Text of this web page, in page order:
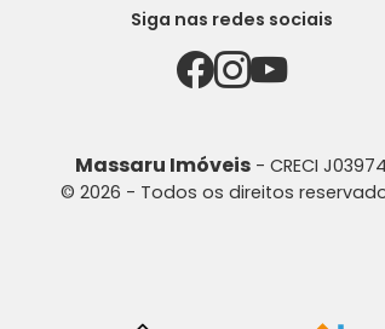
Siga nas redes sociais
Massaru Imóveis - CRECI J03974
© 2026 - Todos os direitos